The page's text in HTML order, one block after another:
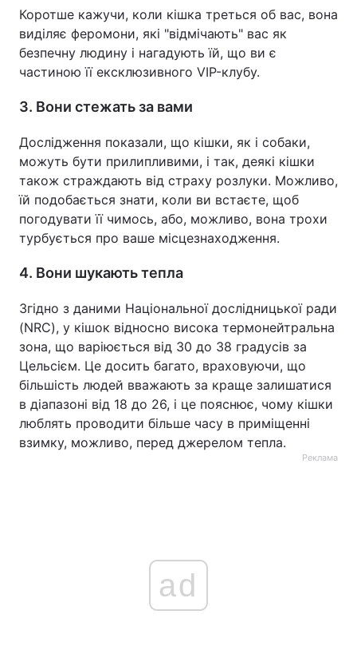
Коротше кажучи, коли кішка треться об вас, вона
виділяє феромони, які "відмічають" вас як
безпечну людину і нагадують їй, що ви є
частиною її ексклюзивного VIP-клубу.
3. Вони стежать за вами
Дослідження показали, що кішки, як і собаки,
можуть бути прилипливими, і так, деякі кішки
також страждають від страху розлуки. Можливо,
їй подобається знати, коли ви встаєте, щоб
погодувати її чимось, або, можливо, вона трохи
турбується про ваше місцезнаходження.
4. Вони шукають тепла
Згідно з даними Національної дослідницької ради
(NRC), у кішок відносно висока термонейтральна
зона, що варіюється від 30 до 38 градусів за
Цельсієм. Це досить багато, враховуючи, що
більшість людей вважають за краще залишатися
в діапазоні від 18 до 26, і це пояснює, чому кішки
люблять проводити більше часу в приміщенні
взимку, можливо, перед джерелом тепла.
Реклама
ad